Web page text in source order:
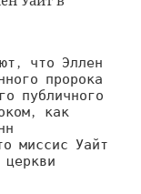
что Эллен
пророка
публичного
как
миссис Уайт
церкви